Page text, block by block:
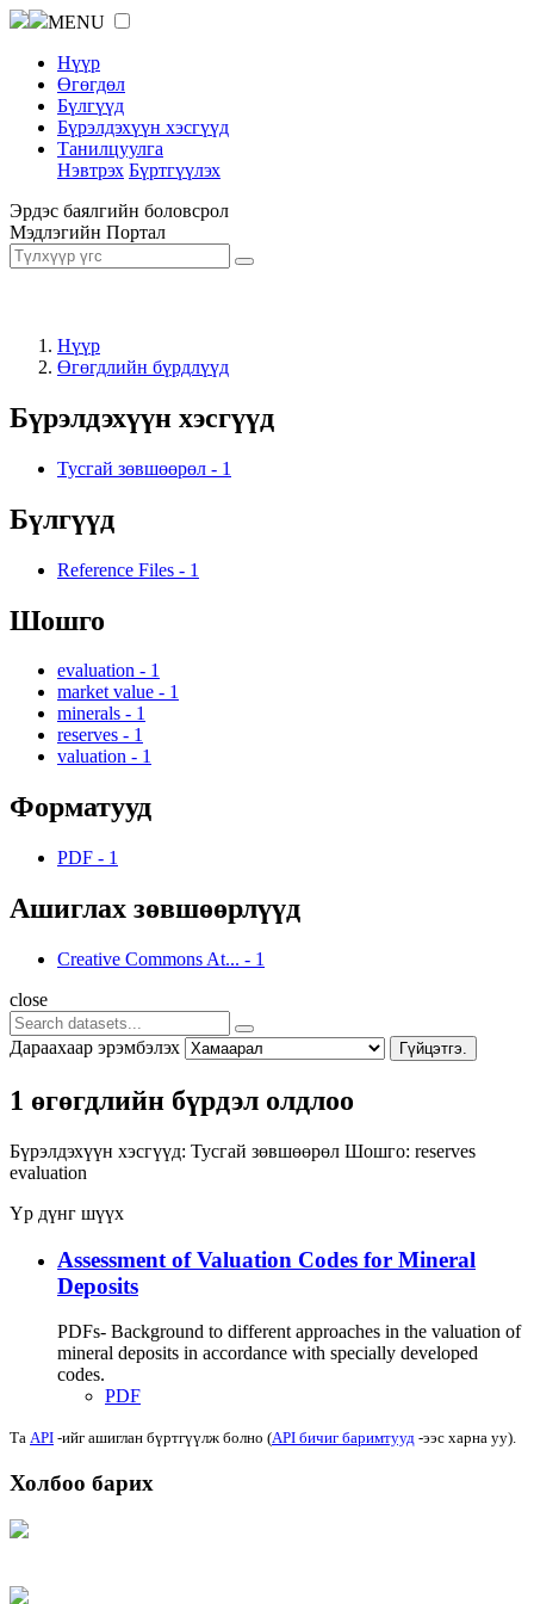
MENU
Нүүр
Өгөгдөл
Бүлгүүд
Бүрэлдэхүүн хэсгүүд
Танилцуулга
Нэвтрэх Бүртгүүлэх
Эрдэс баялгийн боловсрол
Мэдлэгийн Портал
Нүүр
Өгөгдлийн бүрдлүүд
Бүрэлдэхүүн хэсгүүд
Тусгай зөвшөөрөл - 1
Бүлгүүд
Reference Files - 1
Шошго
evaluation - 1
market value - 1
minerals - 1
reserves - 1
valuation - 1
Форматууд
PDF - 1
Ашиглах зөвшөөрлүүд
Creative Commons At... - 1
close
Дараахаар эрэмбэлэх Гүйцэтгэ.
1 өгөгдлийн бүрдэл олдлоо
Бүрэлдэхүүн хэсгүүд: Тусгай зөвшөөрөл Шошго: reserves
evaluation
Үр дүнг шүүх
Assessment of Valuation Codes for Mineral
Deposits
PDFs- Background to different approaches in the valuation of
mineral deposits in accordance with specially developed
codes.
PDF
Та API -ийг ашиглан бүртгүүлж болно (API бичиг баримтууд -ээс харна уу).
Холбоо барих